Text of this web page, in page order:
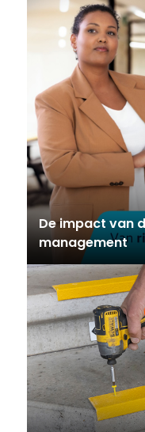
De impact van
management